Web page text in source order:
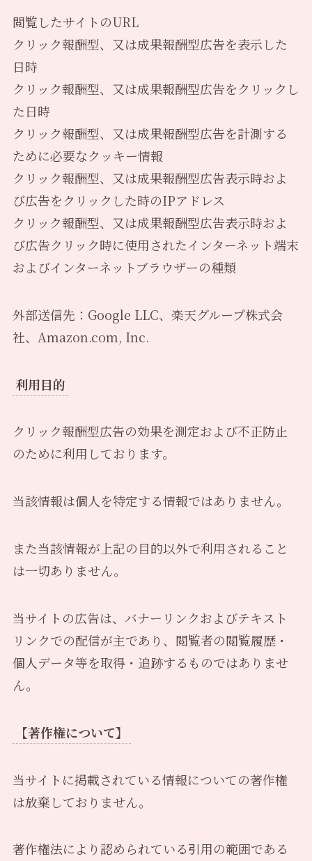
閲覧したサイトのURL
クリック報酬型、又は成果報酬型広告を表示した
日時
クリック報酬型、又は成果報酬型広告をクリックし
た日時
クリック報酬型、又は成果報酬型広告を計測する
ために必要なクッキー情報
クリック報酬型、又は成果報酬型広告表示時およ
び広告をクリックした時のIPアドレス
クリック報酬型、又は成果報酬型広告表示時およ
び広告クリック時に使用されたインターネット端末
およびインターネットブラウザーの種類
外部送信先：Google LLC、楽天グループ株式会
社、Amazon.com, Inc.
利用目的
クリック報酬型広告の効果を測定および不正防止
のために利用しております。
当該情報は個人を特定する情報ではありません。
また当該情報が上記の目的以外で利用されること
は一切ありません。
当サイトの広告は、バナーリンクおよびテキスト
リンクでの配信が主であり、閲覧者の閲覧履歴・
個人データ等を取得・追跡するものではありませ
ん。
【著作権について】
当サイトに掲載されている情報についての著作権
は放棄しておりません。
著作権法により認められている引用の範囲である